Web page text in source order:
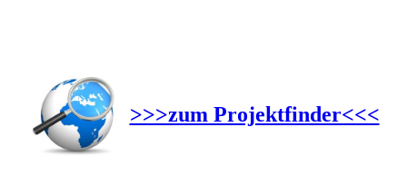
>>>zum Projektfinder<<<